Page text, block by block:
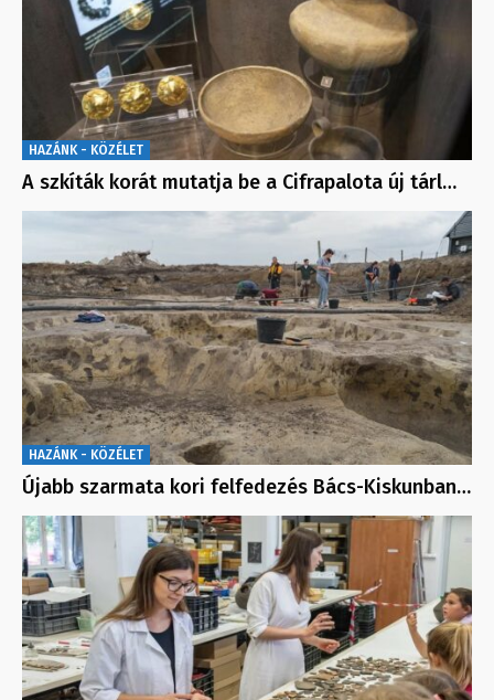
HAZÁNK - KÖZÉLET
A szkíták korát mutatja be a Cifrapalota új tárl…
HAZÁNK - KÖZÉLET
Újabb szarmata kori felfedezés Bács-Kiskunban…